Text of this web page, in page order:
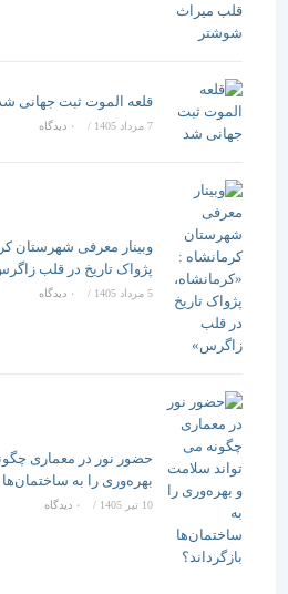
قلعه الموت ثبت جهانی شد
/ ۰ دیدگاه
وبینار معرفی شهرستان
پژواک تاریخ در قلب زاگرس»
5 مرداد 1405 / ۰ دیدگاه
حضور نور در معماری چگونه می
بهره‌وری را به ساختمان‌ها
/ ۰ دیدگاه